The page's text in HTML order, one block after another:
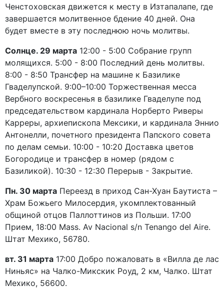
Ченстоховская движется к месту в Изтапалапе, где
завершается молитвенное бдение 40 дней. Она
будет вместе в эту последнюю ночь молитвы.
Солнце. 29 марта 12:00 - 5:00 Собрание групп
молящихся. 5:00 - 8:00 Последний день молитвы.
8:00 - 8:50 Трансфер на машине к Базилике
Гваделупской. 9:00–10:00 Торжественная месса
Вербного воскресенья в базилике Гваделупе под
председательством кардинала Норберто Риверы
Карреры, архиепископа Мексики, и кардинала Эннио
Антонелли, почетного президента Папского совета
по делам семьи. 10:00 - 10:20 Доставка цветов
Богородице и трансфер в номер (рядом с
Базиликой). 10:30 - 12:30 Перерыв - Закрытие.
Пн. 30 марта Переезд в приход Сан-Хуан Баутиста –
Храм Божьего Милосердия, укомплектованный
общиной отцов Паллоттинов из Польши. 17:00
Прием, 18:00 Mass. Av Nacional s/n Tenango del Aire.
Штат Мехико, 56780.
вт. 31 марта 17:00 Добро пожаловать в «Вилла де лас
Ниньяс» на Чалко-Микскик Роуд, 2 км, Чалко. Штат
Мехико, 56600.